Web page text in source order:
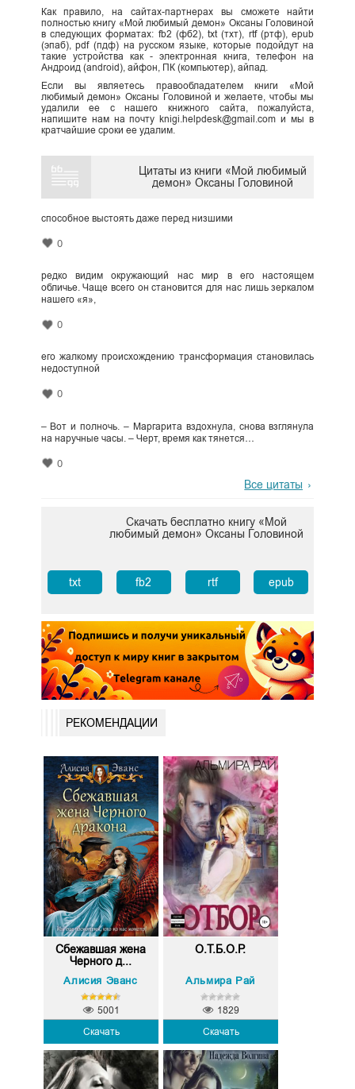
Как правило, на сайтах-партнерах вы сможете найти
полностью книгу «Мой любимый демон» Оксаны Головиной
в следующих форматах: fb2 (фб2), txt (тхт), rtf (ртф), epub
(эпаб), pdf (пдф) на русском языке, которые подойдут на
такие устройства как - электронная книга, телефон на
Андроид (android), айфон, ПК (компьютер), айпад.
Если вы являетесь правообладателем книги «Мой
любимый демон» Оксаны Головиной и желаете, чтобы мы
удалили ее с нашего книжного сайта, пожалуйста,
напишите нам на почту knigi.helpdesk@gmail.com и мы в
кратчайшие сроки ее удалим.
Цитаты из книги «Мой любимый
демон» Оксаны Головиной
способное выстоять даже перед низшими
0
редко видим окружающий нас мир в его настоящем
обличье. Чаще всего он становится для нас лишь зеркалом
нашего «я»,
0
его жалкому происхождению трансформация становилась
недоступной
0
– Вот и полночь. – Маргарита вздохнула, снова взглянула
на наручные часы. – Черт, время как тянется…
0
Все цитаты
Скачать бесплатно книгу «Мой
любимый демон» Оксаны Головиной
txt fb2 rtf epub
РЕКОМЕНДАЦИИ
Сбежавшая жена
Черного д...
Алисия Эванс
Скачать
5001
О.Т.Б.О.Р.
Альмира Рай
Скачать
1829